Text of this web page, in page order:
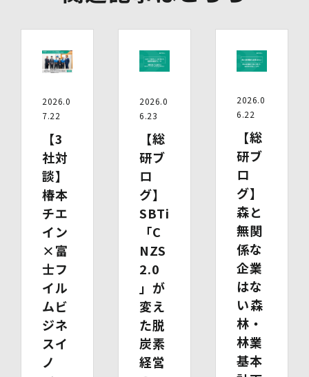
当社の保有個人データについて、利用目的の通知・開示・
の提供の停止及び第三者提供記録の開示（以下「開示等」
といいます。）をご希望の場合は、本人又はその代理人か
もし、ご希望の全部又は一部に応じられない場合はその理
出に関する連絡・事務手続に必要な範囲でのみ利用しま
す。
(1)開示等の求めのお申し出先
当社は、開示等の依頼を受け、当該依頼が個人情報保護法
に定める要件を満たす場合には、当社の定める手続に従っ
て速やかに対応します。
開示等のお求めについては、以下のお問い合わせ窓口まで
お申し出ください。
(2)開示等の求めに関するお手続
お申し出受付け後、当社「保有個人情報に関する開示等の
請求書」を送付いたします。 ご記入いただいた「請求
書」と「本人確認書類のコピー」、代理人によるお求めの
場合は「代理人であることを確認する書類」を送付してく
ださい。また、各資料に含まれる本籍地情報は都道府県ま
でとし、それ以降の情報は黒塗り等の処理をしてくださ
い。
・ 本人確認書類の写し（運転免許証、パスポート、健康
2026.0
7.22
【3
社対
談】
椿本
チエ
イン
×富
士フ
イル
ムビ
ジネ
スイ
ノ
2026.0
6.23
【総
研ブ
ロ
グ】
SBTi
「C
NZS
2.0
」が
変え
た脱
炭素
経営
2026.0
6.22
【総
研ブ
ロ
グ】
森と
無関
係な
企業
はな
い――森
林・
林業
基本